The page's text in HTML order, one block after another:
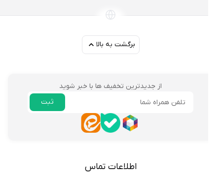
برگشت به بالا
از جدیدترین تخفیف ها با خبر شوید
اطلاعات تماس